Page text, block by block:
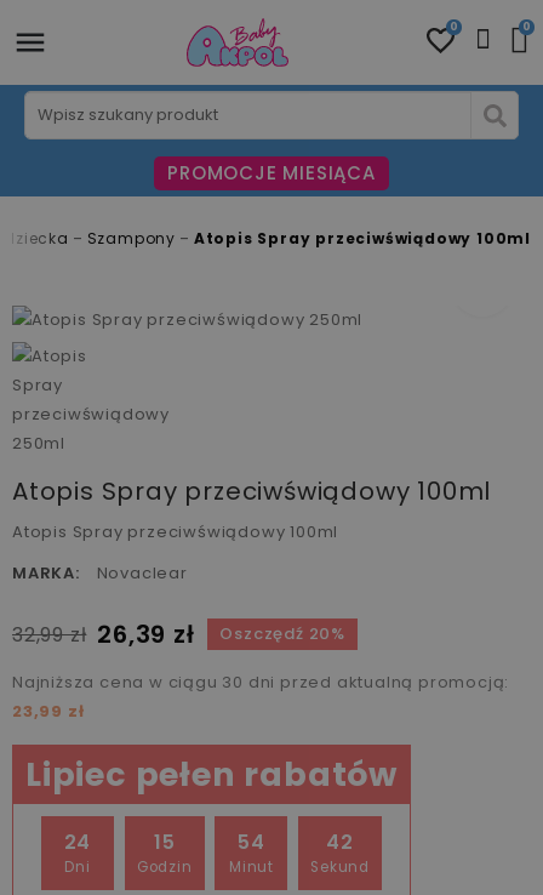
0 0
PROMOCJE MIESIĄCA
Szampony Atopis Spray przeciwświądowy 100ml
Atopis Spray przeciwświądowy 100ml
Atopis Spray przeciwświądowy 100ml
MARKA:
Novaclear
32,99 zł 26,39 zł Oszczędź 20%
Najniższa cena w ciągu 30 dni przed aktualną promocją:
23,99 zł
Lipiec pełen rabatów
24
Dni
15
Godzin
54
Minut
42
Sekund